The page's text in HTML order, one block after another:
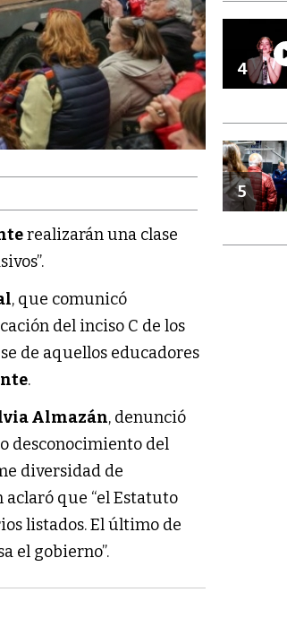
realizarán una clase
, que comunicó
del inciso C de los
de aquellos educadores
.
Almazán, denunció
desconocimiento del
diversidad de
aclaró que “el Estatuto
listados. El último de
el gobierno”.
4
5